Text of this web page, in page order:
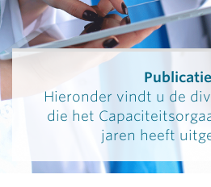
Hieronder vindt u de
die het
jaren heeft